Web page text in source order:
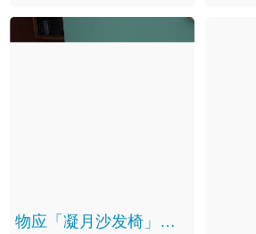
物应「凝月沙发椅」简约年轻黑胡桃木单人罗汉椅休闲扶手椅休闲椅